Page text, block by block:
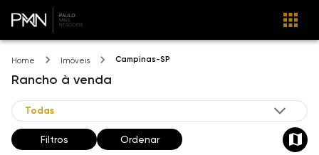
Home Imóveis Campinas-SP
Rancho à venda
Filtros Ordenar